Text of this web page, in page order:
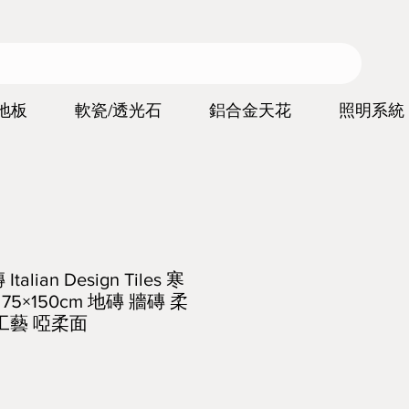
板 軟瓷/透光石 鋁合金天花 照明系統
Italian Design Tiles 寒
地磚 牆磚 柔
藝 啞柔面